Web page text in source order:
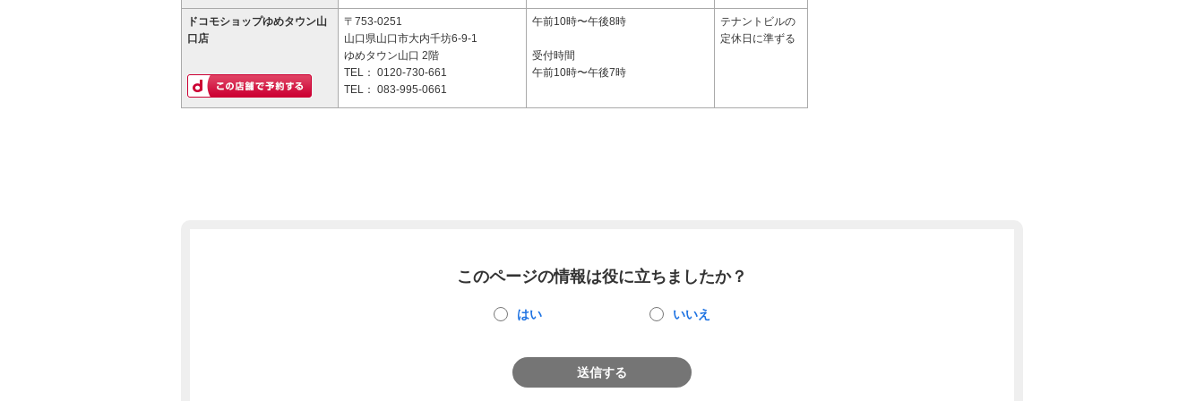
ドコモショップゆめタウン山
口店
〒753-0251
山口県山口市大内千坊6-9-1
ゆめタウン山口 2階
TEL： 0120-730-661
TEL： 083-995-0661
午前10時〜午後8時
受付時間
午前10時〜午後7時
テナントビルの
定休日に準ずる
このページの情報は役に立ちましたか？
はい いいえ
送信する